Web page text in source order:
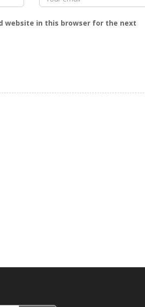
website in this browser for the next